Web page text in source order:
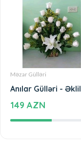
Məzar Gülləri
Anılar Gülləri - Əklil
149 AZN